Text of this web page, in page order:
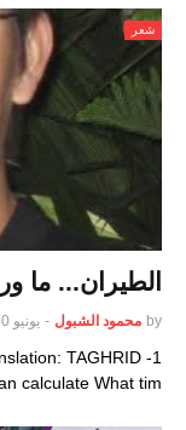
شعر
الطيران... ما
by محمود الشبول - يونيو 30, 2026
TAGHRID
calculate What tim…